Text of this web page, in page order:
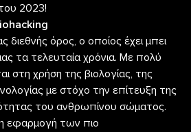
2023!
διεθνής όρος, ο οποίος έχει μπει
τα τελευταία χρόνια. Με πολύ
στη χρήση της βιολογίας, της
με στόχο την επίτευξη της
του ανθρωπίνου σώματος.
η εφαρμογή των πιο